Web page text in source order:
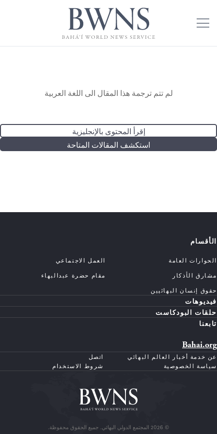
لم تتم ترجمة هذا المقال الى اللغة العربية
إقرأ المحتوى بالإنجليزية
استكشف المقالات المتاحة
الأقسام
الحوارات العامة
العمل الاجتماعي
مشارق الأذكار
مقام حضرة عبدالبهاء
حقوق إنسان البهائيين
فيديوهات
حلقات البودكاست
تابعنا
Bahai.org
عن خدمة أخبار العالم البهائي
اتصل
سياسة الخصوصية
شروط الاستخدام
© 2026 المجتمع الدولي البهائي. جميع الحقوق محفوظة.